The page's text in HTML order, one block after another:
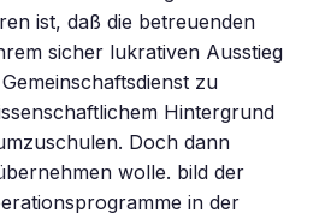
ist, daß die betreuenden
sicher lukrativen Ausstieg
zu
Hintergrund
Doch dann
wolle. bild der
in der